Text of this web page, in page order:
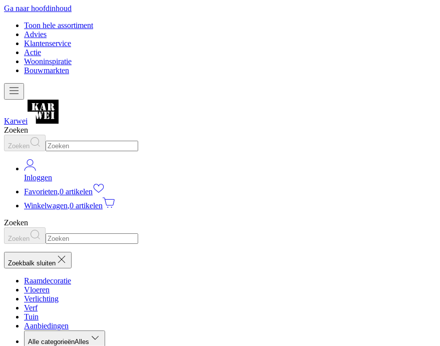
Ga naar hoofdinhoud
Toon hele assortiment
Advies
Klantenservice
Actie
Wooninspiratie
Bouwmarkten
Karwei
Zoeken
Zoeken
Inloggen
Favorieten,0 artikelen
Winkelwagen,0 artikelen
Zoeken
Zoeken
Zoekbalk sluiten
Raamdecoratie
Vloeren
Verlichting
Verf
Tuin
Aanbiedingen
Alle categorieënAlles